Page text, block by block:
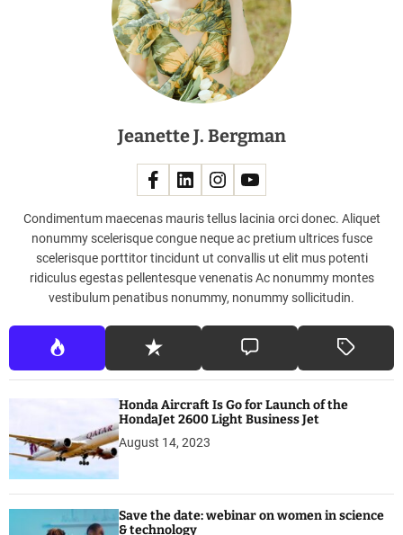
Jeanette J. Bergman
Condimentum maecenas mauris tellus lacinia orci donec. Aliquet
nonummy scelerisque congue neque ac pretium ultrices fusce
scelerisque porttitor tincidunt ut convallis ut elit mus potenti
ridiculus egestas pellentesque venenatis Ac nonummy montes
vestibulum penatibus nonummy, nonummy sollicitudin.
Honda Aircraft Is Go for Launch of the
HondaJet 2600 Light Business Jet
August 14, 2023
Save the date: webinar on women in science
& technology